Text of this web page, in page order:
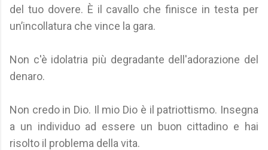
del tuo dovere. È il cavallo che finisce in testa per
un’incollatura che vince la gara.
Non c'è idolatria più degradante dell'adorazione del
denaro.
Non credo in Dio. Il mio Dio è il patriottismo. Insegna
a un individuo ad essere un buon cittadino e hai
risolto il problema della vita.